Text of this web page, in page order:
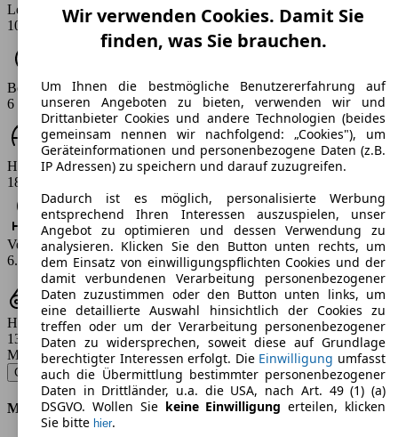
Leistung
105 - 240 PS
Beschleunigung (0-100 km/h)
6 - 10.6 s
Höchstgeschwindigkeit (km/h)
185 - 244 km/h
Verbrauch
6.3 - 10.8 l/100km
Hubraum
1368 - 1742 ccm
Modellbezeichnung :
Giulietta 1.4 TB 16V - 88 KW (120 PS) (2020/07 - 2021/09)▼
Motor & Leistung
Wir verwenden Cookies. Damit Sie
finden, was Sie brauchen.
Um Ihnen die bestmögliche Benutzererfahrung auf
unseren Angeboten zu bieten, verwenden wir und
Drittanbieter Cookies und andere Technologien (beides
gemeinsam nennen wir nachfolgend: „Cookies"), um
Geräteinformationen und personenbezogene Daten (z.B.
IP Adressen) zu speichern und darauf zuzugreifen.
Dadurch ist es möglich, personalisierte Werbung
entsprechend Ihren Interessen auszuspielen, unser
Angebot zu optimieren und dessen Verwendung zu
analysieren. Klicken Sie den Button unten rechts, um
dem Einsatz von einwilligungspflichten Cookies und der
damit verbundenen Verarbeitung personenbezogener
Daten zuzustimmen oder den Button unten links, um
eine detaillierte Auswahl hinsichtlich der Cookies zu
treffen oder um der Verarbeitung personenbezogener
Daten zu widersprechen, soweit diese auf Grundlage
berechtigter Interessen erfolgt. Die Einwilligung umfasst
auch die Übermittlung bestimmter personenbezogener
Daten in Drittländer, u.a. die USA, nach Art. 49 (1) (a)
DSGVO. Wollen Sie keine Einwilligung erteilen, klicken
Sie bitte hier.